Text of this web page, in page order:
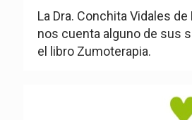
La Dra. Conchita Vidales
nos cuenta alguno de sus
el libro Zumoterapia.